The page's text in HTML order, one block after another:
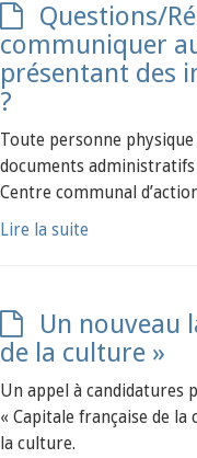
Questions/
communiquer
présentant des
?
Toute personne
documents
Centre communal
Lire la suite
Un nouveau
de la culture »
Un appel à candidatures
« Capitale française de
la culture.